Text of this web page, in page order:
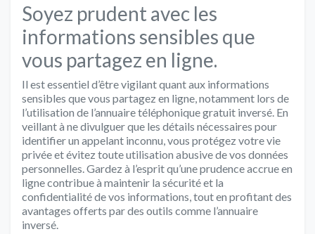
Soyez prudent avec les
informations sensibles que
vous partagez en ligne.
Il est essentiel d’être vigilant quant aux informations
sensibles que vous partagez en ligne, notamment lors de
l’utilisation de l’annuaire téléphonique gratuit inversé. En
veillant à ne divulguer que les détails nécessaires pour
identifier un appelant inconnu, vous protégez votre vie
privée et évitez toute utilisation abusive de vos données
personnelles. Gardez à l’esprit qu’une prudence accrue en
ligne contribue à maintenir la sécurité et la
confidentialité de vos informations, tout en profitant des
avantages offerts par des outils comme l’annuaire
inversé.